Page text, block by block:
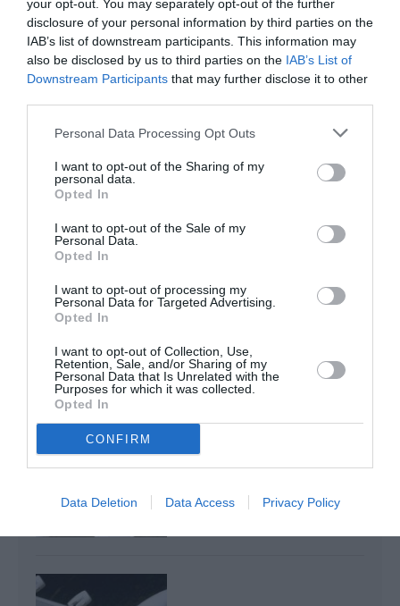
your opt-out. You may separately opt-out of the further
disclosure of your personal information by third parties on the
IAB’s list of downstream participants. This information may
also be disclosed by us to third parties on the IAB’s List of
Downstream Participants that may further disclose it to other
Personal Data Processing Opt Outs
I want to opt-out of the Sharing of my
personal data.
Opted In
I want to opt-out of the Sale of my
Personal Data.
Opted In
I want to opt-out of processing my
Personal Data for Targeted Advertising.
Opted In
I want to opt-out of Collection, Use,
Retention, Sale, and/or Sharing of my
Personal Data that Is Unrelated with the
Purposes for which it was collected.
Opted In
CONFIRM
Data Deletion Data Access Privacy Policy
SERGE13 a commenté l'article :
A380 de Lufthansa : les « vrais » sièges hublot en
classe Affaires deviennent payants
corsairfly
CORSAIR INTERNATIONAL
REÇOIT SON SECOND
CORSAIR SE RETIRE
PROVISOIREMENT DE